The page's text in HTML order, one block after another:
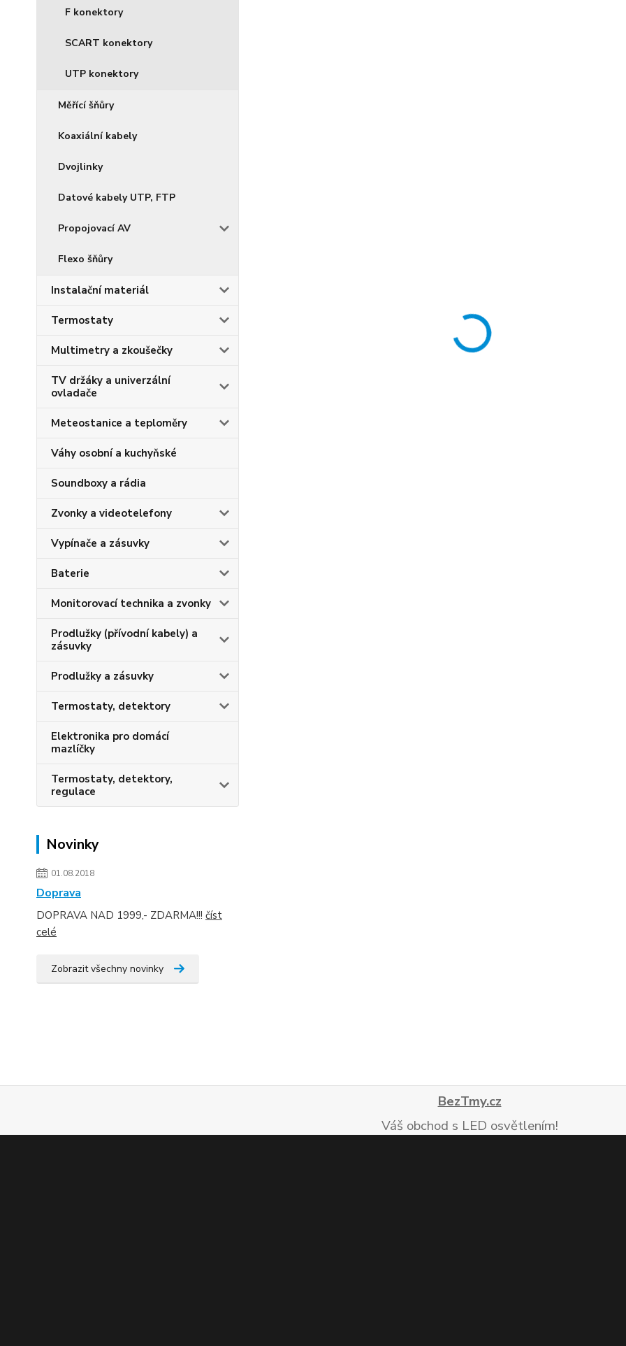
F konektory
SCART konektory
UTP konektory
Měřící šňůry
Koaxiální kabely
Dvojlinky
Datové kabely UTP, FTP
Propojovací AV
Flexo šňůry
Instalační materiál
Termostaty
Multimetry a zkoušečky
TV držáky a univerzální
ovladače
Meteostanice a teploměry
Váhy osobní a kuchyňské
Soundboxy a rádia
Zvonky a videotelefony
Vypínače a zásuvky
Baterie
Monitorovací technika a zvonky
Prodlužky (přívodní kabely) a
zásuvky
Prodlužky a zásuvky
Termostaty, detektory
Elektronika pro domácí
mazlíčky
Termostaty, detektory,
regulace
Novinky
01.08.2018
Doprava
DOPRAVA NAD 1999,- ZDARMA!!! číst
celé
Zobrazit všechny novinky
BezTmy.cz
Váš obchod s LED osvětlením!